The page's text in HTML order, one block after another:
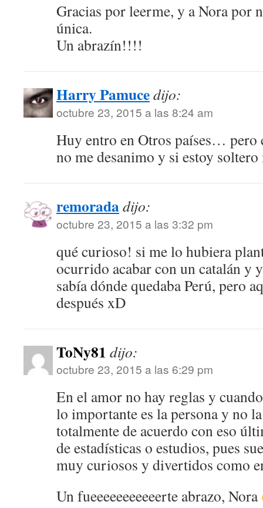
Gracias por leerme, y a Nora por
única.
Un abrazín!!!!
Harry Pamucedijo:
octubre 23, 2015 a las 8:24 am
Huy entro en Otros países… pero
no me desanimo y si estoy
remoradadijo:
octubre 23, 2015 a las 3:32 pm
qué curioso! si me lo hubiera
ocurrido acabar con un catalán y
sabía dónde quedaba Perú, pero
después xD
ToNy81 dijo:
octubre 23, 2015 a las 6:29 pm
En el amor no hay reglas y
lo importante es la persona y no
totalmente de acuerdo con eso
de estadísticas o estudios, pues
muy curiosos y divertidos como
Un fueeeeeeeeeeerte abrazo, Nora